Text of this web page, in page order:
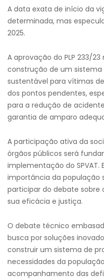
A data exata de início da
determinada, mas
2025.
A aprovação do PLP 233/
construção de um
sustentável para vítimas
dos pontos pendentes,
para a redução de
garantia de amparo
A participação ativa da
órgãos públicos será
implementação do SPVAT.
importância da população
participar do debate sobre
sua eficácia e justiça.
O debate técnico
busca por soluções
construir um sistema de
necessidades da
acompanhamento das